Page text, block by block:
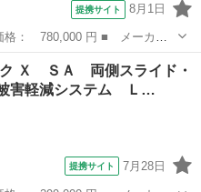
提携サイト 8月1日
■ グレード名： Ｘ ファ
パネシフト プッシュスター
ク Ｘ ＳＡ 両側スライド・
害軽減システム Ｌ…
提携サイト 7月28日